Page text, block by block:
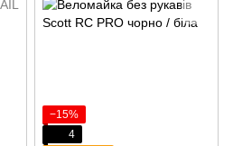
−15%
4